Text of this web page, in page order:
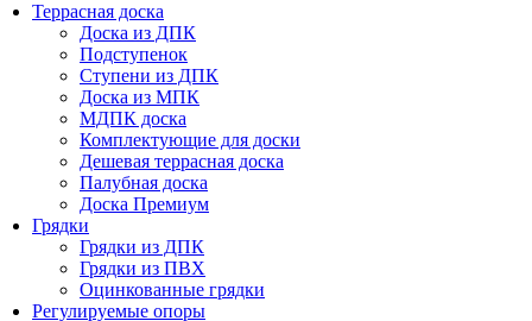
Террасная доска
Доска из ДПК
Подступенок
Ступени из ДПК
Доска из МПК
МДПК доска
Комплектующие для доски
Дешевая террасная доска
Палубная доска
Доска Премиум
Грядки
Грядки из ДПК
Грядки из ПВХ
Оцинкованные грядки
Регулируемые опоры